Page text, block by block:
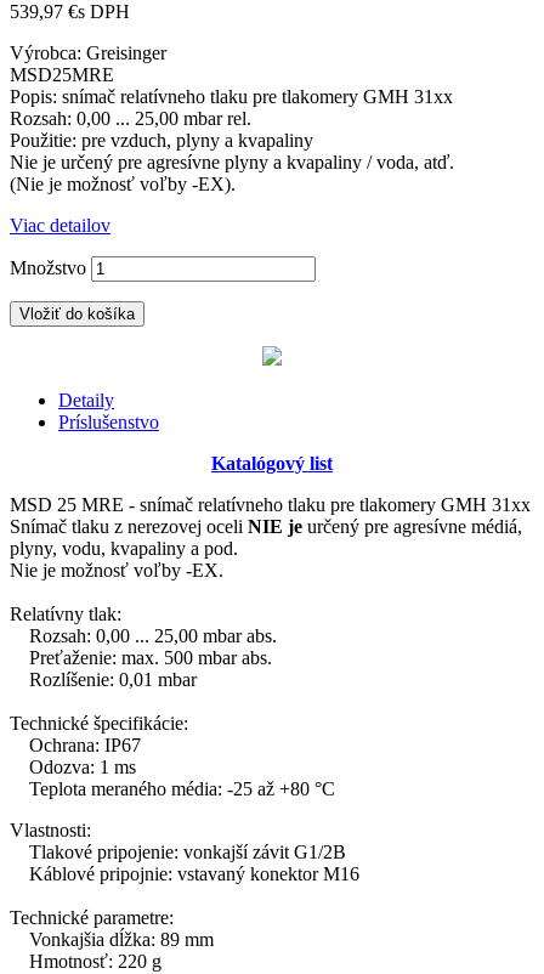
539,97 €s DPH
Výrobca: Greisinger
MSD25MRE
Popis: snímač relatívneho tlaku pre tlakomery GMH 31xx
Rozsah: 0,00 ... 25,00 mbar rel.
Použitie: pre vzduch, plyny a kvapaliny
Nie je určený pre agresívne plyny a kvapaliny / voda, atď.
(Nie je možnosť voľby -EX).
Viac detailov
Množstvo
Vložiť do košíka
Detaily
Príslušenstvo
Katalógový list
MSD 25 MRE - snímač relatívneho tlaku pre tlakomery GMH 31xx
Snímač tlaku z nerezovej oceli NIE je určený pre agresívne médiá,
plyny, vodu, kvapaliny a pod.
Nie je možnosť voľby -EX.
Relatívny tlak:
Rozsah: 0,00 ... 25,00 mbar abs.
Preťaženie: max. 500 mbar abs.
Rozlíšenie: 0,01 mbar
Technické špecifikácie:
Ochrana: IP67
Odozva: 1 ms
Teplota meraného média: -25 až +80 °C
Vlastnosti:
Tlakové pripojenie: vonkajší závit G1/2B
Káblové pripojnie: vstavaný konektor M16
Technické parametre:
Vonkajšia dĺžka: 89 mm
Hmotnosť: 220 g